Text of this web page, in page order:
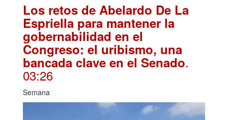
Los retos de Abelardo De La
Espriella para mantener la
gobernabilidad en el
Congreso: el uribismo, una
bancada clave en el Senado.
03:26
Semana